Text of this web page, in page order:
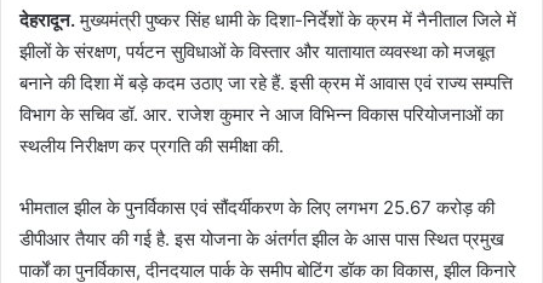
देहरादून.मुख्यमंत्री पुष्कर सिंह धामी के दिशा-निर्देशों के क्रम में नैनीताल जिले में
झीलों के संरक्षण, पर्यटन सुविधाओं के विस्तार और यातायात व्यवस्था को मजबूत
बनाने की दिशा में बड़े कदम उठाए जा रहे हैं. इसी क्रम में आवास एवं राज्य सम्पत्ति
विभाग के सचिव डॉ. आर. राजेश कुमार ने आज विभिन्न विकास परियोजनाओं का
स्थलीय निरीक्षण कर प्रगति की समीक्षा की.
भीमताल झील के पुनर्विकास एवं सौंदर्यीकरण के लिए लगभग 25.67 करोड़ की
डीपीआर तैयार की गई है. इस योजना के अंतर्गत झील के आस पास स्थित प्रमुख
पार्कों का पुनर्विकास, दीनदयाल पार्क के समीप बोटिंग डॉक का विकास, झील किनारे